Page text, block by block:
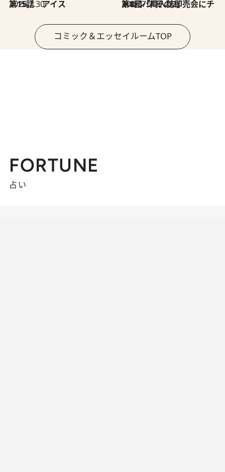
2026.7.30
第15話 アイス 2026.7.30
第8回「同人誌即売会にチャレンジ その2」
コミック＆エッセイルームTOP
FORTUNE
占い